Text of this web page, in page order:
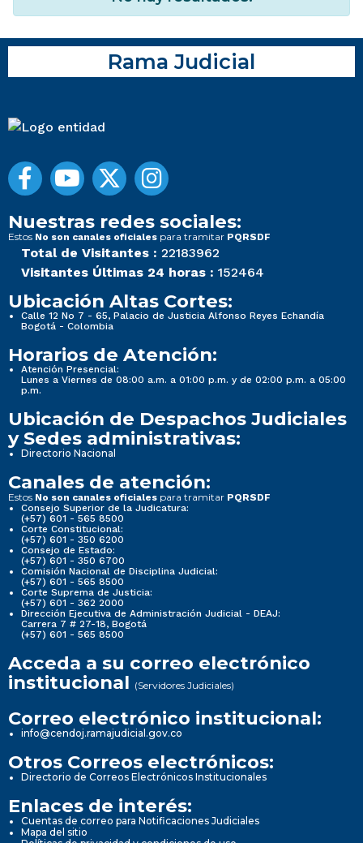
Rama Judicial
Nuestras redes sociales:
Estos No son canales oficiales para tramitar PQRSDF
Total de Visitantes : 22183962
Visitantes Últimas 24 horas : 152464
Ubicación Altas Cortes:
Calle 12 No 7 - 65, Palacio de Justicia Alfonso Reyes Echandía
Bogotá - Colombia
Horarios de Atención:
Atención Presencial:
Lunes a Viernes de 08:00 a.m. a 01:00 p.m. y de 02:00 p.m. a 05:00
p.m.
Ubicación de Despachos Judiciales
y Sedes administrativas:
Directorio Nacional
Canales de atención:
Estos No son canales oficiales para tramitar PQRSDF
Consejo Superior de la Judicatura:
(+57) 601 - 565 8500
Corte Constitucional:
(+57) 601 - 350 6200
Consejo de Estado:
(+57) 601 - 350 6700
Comisión Nacional de Disciplina Judicial:
(+57) 601 - 565 8500
Corte Suprema de Justicia:
(+57) 601 - 362 2000
Dirección Ejecutiva de Administración Judicial - DEAJ:
Carrera 7 # 27-18, Bogotá
(+57) 601 - 565 8500
Acceda a su correo electrónico
institucional (Servidores Judiciales)
Correo electrónico institucional:
info@cendoj.ramajudicial.gov.co
Otros Correos electrónicos:
Directorio de Correos Electrónicos Institucionales
Enlaces de interés:
Cuentas de correo para Notificaciones Judiciales
Mapa del sitio